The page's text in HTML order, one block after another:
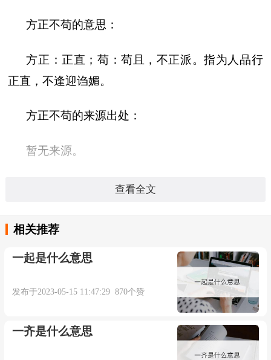
方正不苟的意思：
方正：正直；苟：苟且，不正派。指为人品行
正直，不逢迎诌媚。
方正不苟的来源出处：
暂无来源。
暂无相关句子。
本内容部分来源于网络，谨供免费学习使用，如有侵权，可
以通过邮箱juexin@juexinw.com联系我们删除！
查看全文
相关推荐
一起是什么意思
发布于2023-05-15 11:47:29 870个赞
一齐是什么意思